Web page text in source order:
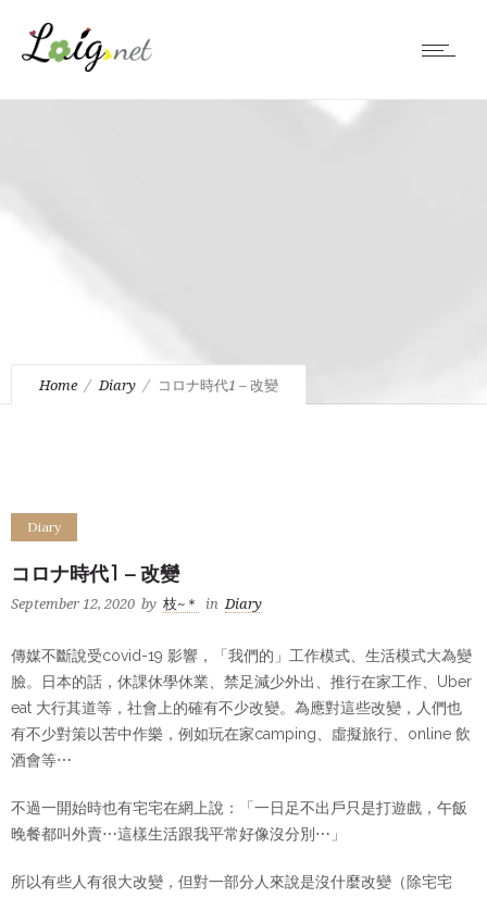
Home Diary コロナ時代1 – 改變
Diary
コロナ時代1 – 改變
September 12, 2020 by 枝~＊ in Diary
傳媒不斷說受covid-19 影響，「我們的」工作模式、生活模式大為變
臉。日本的話，休課休學休業、禁足減少外出、推行在家工作、Uber
eat 大行其道等，社會上的確有不少改變。為應對這些改變，人們也
有不少對策以苦中作樂，例如玩在家camping、虛擬旅行、online 飲
酒會等⋯
不過一開始時也有宅宅在網上說：「一日足不出戶只是打遊戲，午飯
晚餐都叫外賣⋯這樣生活跟我平常好像沒分別⋯」
所以有些人有很大改變，但對一部分人來說是沒什麼改變（除宅宅